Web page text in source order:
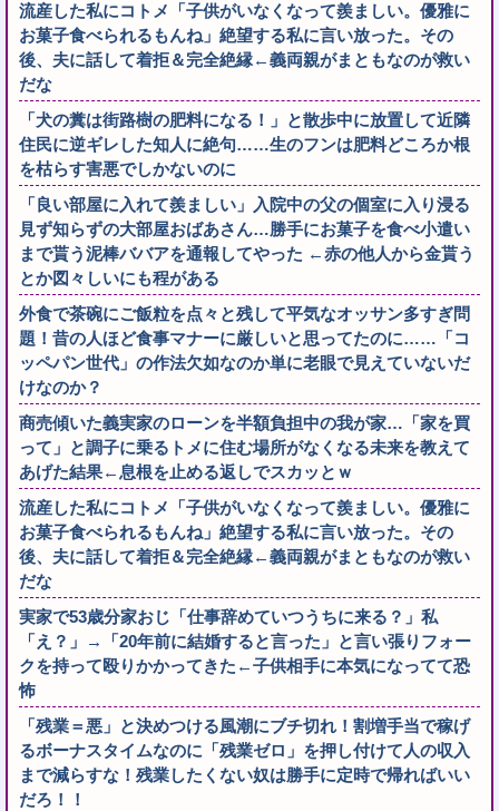
流産した私にコトメ「子供がいなくなって羨ましい。優雅に
お菓子食べられるもんね」絶望する私に言い放った。その
後、夫に話して着拒＆完全絶縁←義両親がまともなのが救い
だな
「犬の糞は街路樹の肥料になる！」と散歩中に放置して近隣
住民に逆ギレした知人に絶句……生のフンは肥料どころか根
を枯らす害悪でしかないのに
「良い部屋に入れて羨ましい」入院中の父の個室に入り浸る
見ず知らずの大部屋おばあさん…勝手にお菓子を食べ小遣い
まで貰う泥棒ババアを通報してやった ←赤の他人から金貰う
とか図々しいにも程がある
外食で茶碗にご飯粒を点々と残して平気なオッサン多すぎ問
題！昔の人ほど食事マナーに厳しいと思ってたのに……「コ
ッペパン世代」の作法欠如なのか単に老眼で見えていないだ
けなのか？
商売傾いた義実家のローンを半額負担中の我が家…「家を買
って」と調子に乗るトメに住む場所がなくなる未来を教えて
あげた結果←息根を止める返しでスカッとｗ
流産した私にコトメ「子供がいなくなって羨ましい。優雅に
お菓子食べられるもんね」絶望する私に言い放った。その
後、夫に話して着拒＆完全絶縁←義両親がまともなのが救い
だな
実家で53歳分家おじ「仕事辞めていつうちに来る？」私
「え？」→「20年前に結婚すると言った」と言い張りフォー
クを持って殴りかかってきた←子供相手に本気になってて恐
怖
「残業＝悪」と決めつける風潮にブチ切れ！割増手当で稼げ
るボーナスタイムなのに「残業ゼロ」を押し付けて人の収入
まで減らすな！残業したくない奴は勝手に定時で帰ればいい
だろ！！